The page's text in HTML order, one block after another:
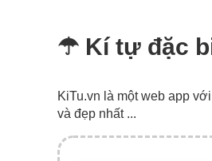
☂ Kí tự đặc
KiTu.vn là một web app
và đẹp nhất ...